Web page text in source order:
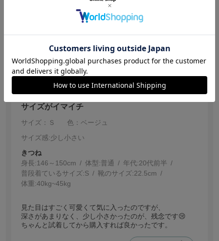
浅めの被りでサイズ調節できるのがよかったです
洗濯して型崩れしなければ追加購入したいと思います
色は画像とおりです。
【投稿日：2026.5.13】
サイズがイマイチ
サイズ：Ｓ
色：ベージュ
サイズ感:少し小さい
きつね
身長:146～150cm 体型:普通 年代:20代前半
普段着ているサイズ:S 靴のサイズ:22.5cm
体重:40kg~45kg
見た目はすごく可愛くて気に入ったのですが、
深さがあまりなく、少し小さかったのが、残念です😢
ちゃんと試着してから購入すれば良かったです。